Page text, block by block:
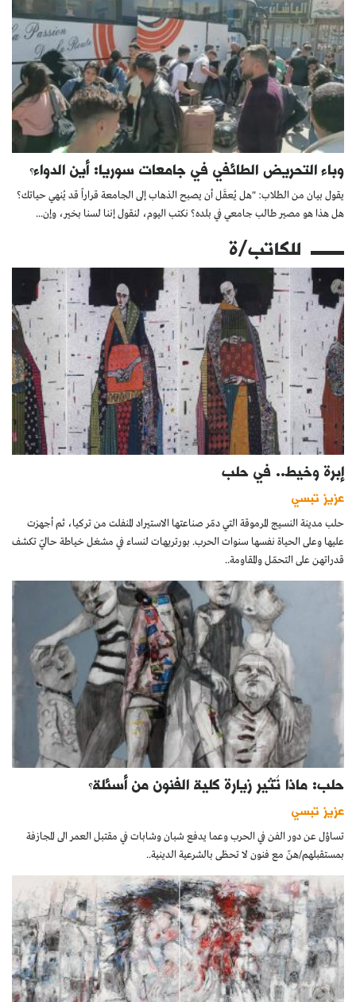
وباء التحريض الطائفي في جامعات سوريا: أين الدواء؟
يقول بيان من الطلاب: "هل يُعقَل أن يصبح الذهاب إلى الجامعة قراراً قد يُنهي حياتك؟
هل هذا هو مصير طالب جامعي في بلده؟ نكتب اليوم، لنقول إننا لسنا بخير، وإن...
للكاتب/ة
إبرة وخيط.. في حلب
عزيز تبسي
حلب مدينة النسيج المرموقة التي دمّر صناعتها الاستيراد المنفلت من تركيا، ثم أجهزت
عليها وعلى الحياة نفسها سنوات الحرب. بورتريهات لنساء في مشغل خياطة حاليّ تكشف
قدراتهن على التحمّل والمقاومة..
حلب: ماذا تُثير زيارة كلية الفنون من أسئلة؟
عزيز تبسي
تساؤل عن دور الفن في الحرب وعما يدفع شبان وشابات في مقتبل العمر الى المجازفة
بمستقبلهم/هنّ مع فنون لا تحظى بالشرعية الدينية..